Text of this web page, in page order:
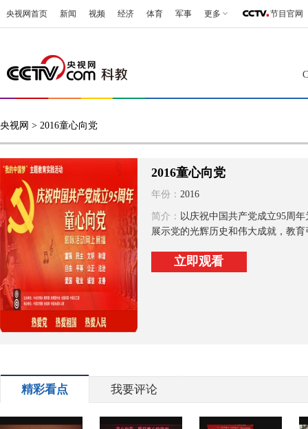
央视网首页 新闻 视频 经济 体育 军事 更多 节目官网
央视网 > 2016童心向党
2016童心向党
年份： 2016
简介： 以庆祝中国共产党成立95周
展示党的光辉历史和伟大成就，教
立即观看
精彩看点 我要评论